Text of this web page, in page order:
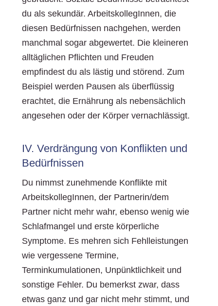
du als sekundär. ArbeitskollegInnen, die
diesen Bedürfnissen nachgehen, werden
manchmal sogar abgewertet. Die kleineren
alltäglichen Pflichten und Freuden
empfindest du als lästig und störend. Zum
Beispiel werden Pausen als überflüssig
erachtet, die Ernährung als nebensächlich
angesehen oder der Körper vernachlässigt.
IV. Verdrängung von Konflikten und
Bedürfnissen
Du nimmst zunehmende Konflikte mit
ArbeitskollegInnen, der Partnerin/dem
Partner nicht mehr wahr, ebenso wenig wie
Schlafmangel und erste körperliche
Symptome. Es mehren sich Fehlleistungen
wie vergessene Termine,
Terminkumulationen, Unpünktlichkeit und
sonstige Fehler. Du bemerkst zwar, dass
etwas ganz und gar nicht mehr stimmt, und